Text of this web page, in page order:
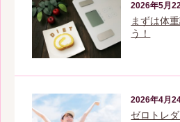
2026年5月
まずは体
う！
2026年4月
ゼロトレ